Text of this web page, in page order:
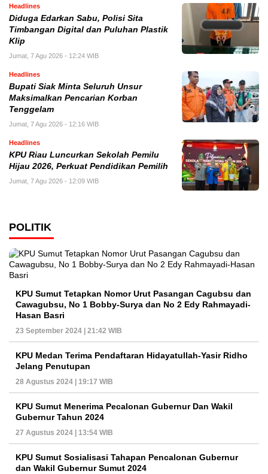
Headlines
Diduga Edarkan Sabu, Polisi Sita
Timbangan Digital dan Puluhan Plastik
Klip
Jumat, 7 Agu 2026 - 12:24 WIB
Headlines
Bupati Siak Minta Seluruh Unsur
Maksimalkan Pencarian Korban
Tenggelam
Jumat, 7 Agu 2026 - 12:16 WIB
Headlines
KPU Riau Luncurkan Sekolah Pemilu
Hijau 2026, Perkuat Pendidikan Pemilih
Jumat, 7 Agu 2026 - 12:09 WIB
POLITIK
KPU Sumut Tetapkan Nomor Urut Pasangan Cagubsu dan
Cawagubsu, No 1 Bobby-Surya dan No 2 Edy Rahmayadi-
Hasan Basri
23 September 2024 | 21:42 WIB
KPU Medan Terima Pendaftaran Hidayatullah-Yasir Ridho
Jelang Penutupan
28 Agustus 2024 | 19:17 WIB
KPU Sumut Menerima Pecalonan Gubernur Dan Wakil
Gubernur Tahun 2024
27 Agustus 2024 | 13:54 WIB
KPU Sumut Sosialisasi Tahapan Pencalonan Gubernur
dan Wakil Gubernur Sumut 2024